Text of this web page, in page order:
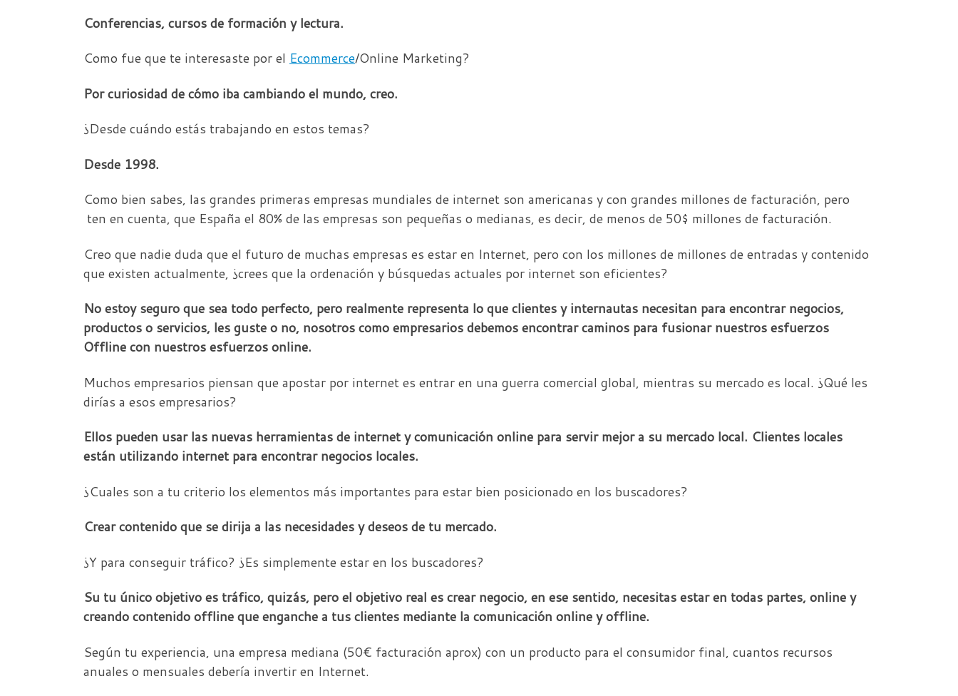
Conferencias, cursos de formación y lectura.
Como fue que te interesaste por el Ecommerce/Online Marketing?
Por curiosidad de cómo iba cambiando el mundo, creo.
¿Desde cuándo estás trabajando en estos temas?
Desde 1998.
Como bien sabes, las grandes primeras empresas mundiales de internet son americanas y con grandes millones de facturación, pero
ten en cuenta, que España el 80% de las empresas son pequeñas o medianas, es decir, de menos de 50$ millones de facturación.
Creo que nadie duda que el futuro de muchas empresas es estar en Internet, pero con los millones de millones de entradas y contenido
que existen actualmente, ¿crees que la ordenación y búsquedas actuales por internet son eficientes?
No estoy seguro que sea todo perfecto, pero realmente representa lo que clientes y internautas necesitan para encontrar negocios,
productos o servicios, les guste o no, nosotros como empresarios debemos encontrar caminos para fusionar nuestros esfuerzos
Offline con nuestros esfuerzos online.
Muchos empresarios piensan que apostar por internet es entrar en una guerra comercial global, mientras su mercado es local. ¿Qué les
dirías a esos empresarios?
Ellos pueden usar las nuevas herramientas de internet y comunicación online para servir mejor a su mercado local. Clientes locales
están utilizando internet para encontrar negocios locales.
¿Cuales son a tu criterio los elementos más importantes para estar bien posicionado en los buscadores?
Crear contenido que se dirija a las necesidades y deseos de tu mercado.
¿Y para conseguir tráfico? ¿Es simplemente estar en los buscadores?
Su tu único objetivo es tráfico, quizás, pero el objetivo real es crear negocio, en ese sentido, necesitas estar en todas partes, online y
creando contenido offline que enganche a tus clientes mediante la comunicación online y offline.
Según tu experiencia, una empresa mediana (50€ facturación aprox) con un producto para el consumidor final, cuantos recursos
anuales o mensuales debería invertir en Internet.